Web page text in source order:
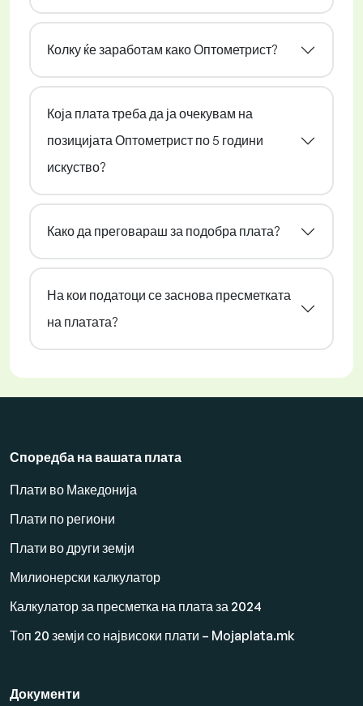
Колку ќе заработам како Оптометрист?
Која плата треба да ја очекувам на
позицијата Оптометрист по 5 години
искуство?
Како да преговараш за подобра плата?
На кои податоци се заснова пресметката
на платата?
Споредба на вашата плата
Плати во Македонија
Плати по региони
Плати во други земји
Милионерски калкулатор
Калкулатор за пресметка на плата за 2024
Топ 20 земји со највисоки плати – Mojaplata.mk
Документи